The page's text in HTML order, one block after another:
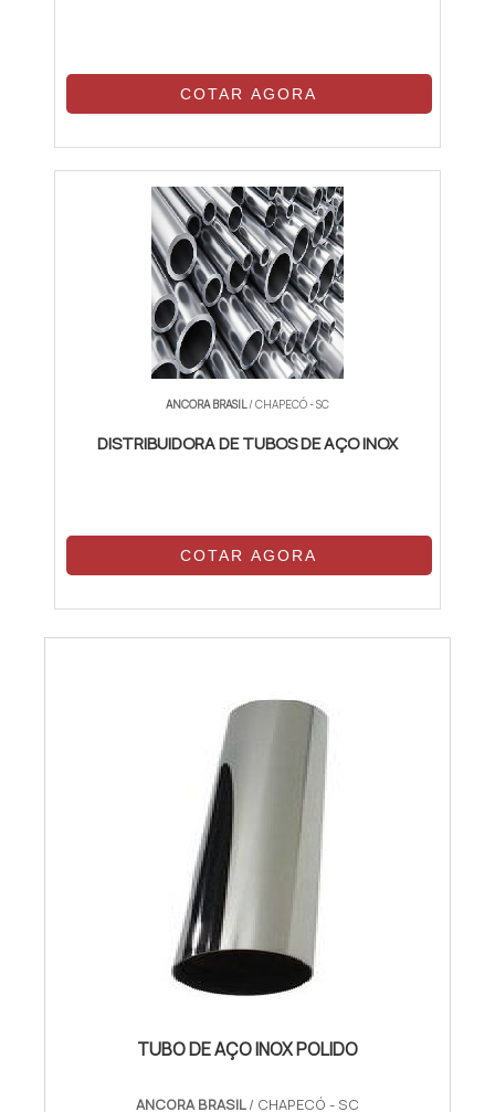
COTAR AGORA
ANCORA BRASIL/ CHAPECÓ - SC
DISTRIBUIDORA DE TUBOS DE AÇO INOX
COTAR AGORA
TUBO DE AÇO INOX POLIDO
ANCORA BRASIL/ CHAPECÓ - SC